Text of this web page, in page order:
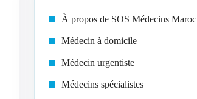
À propos de SOS Médecins Maroc
Médecin à domicile
Médecin urgentiste
Médecins spécialistes